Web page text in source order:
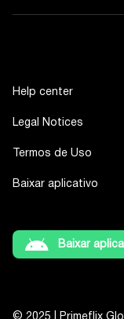
Help center
Legal Notices
Termos de Uso
Baixar aplicativo
Baixar